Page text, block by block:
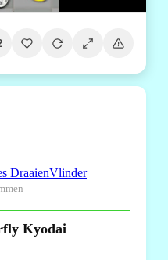
DraaienVlinder
Kyodai